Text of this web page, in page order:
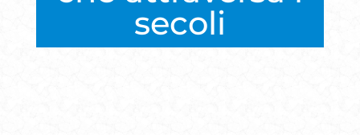
secoli